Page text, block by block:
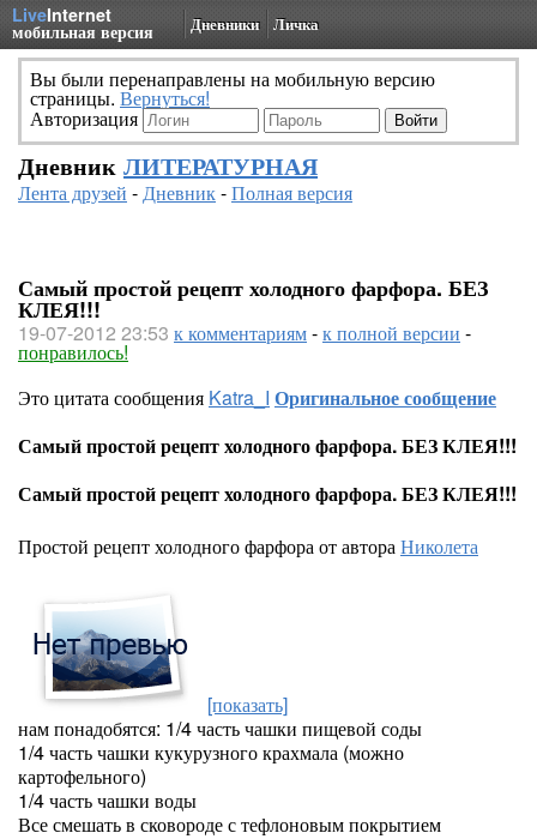
LiveInternet
мобильная версия Дневники Личка
Вы были перенаправлены на мобильную версию
страницы. Вернуться!
Авторизация
Дневник ЛИТЕРАТУРНАЯ
Лента друзей -Дневник-Полная версия
Самый простой рецепт холодного фарфора. БЕЗ
КЛЕЯ!!!
19-07-2012 23:53 к комментариям-к полной версии -
понравилось!
Это цитата сообщения Katra_I Оригинальное сообщение
Самый простой рецепт холодного фарфора. БЕЗ КЛЕЯ!!!
Самый простой рецепт холодного фарфора. БЕЗ КЛЕЯ!!!
Простой рецепт холодного фарфора от автораНиколета
[показать]
нам понадобятся: 1/4 часть чашки пищевой соды
1/4 часть чашки кукурузного крахмала (можно
картофельного)
1/4 часть чашки воды
Все смешать в сковороде с тефлоновым покрытием